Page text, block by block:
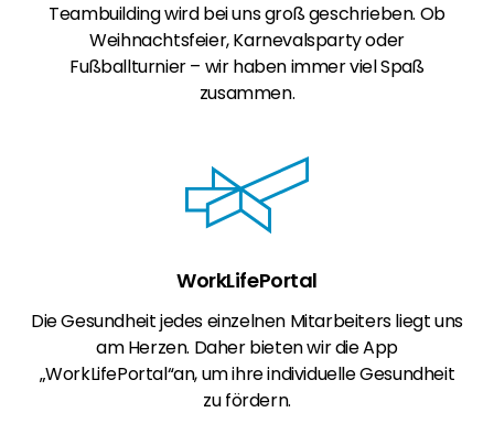
Teambuilding wird bei uns groß geschrieben. Ob
Weihnachtsfeier, Karnevalsparty oder
Fußballturnier – wir haben immer viel Spaß
zusammen.
WorkLifePortal
Die Gesundheit jedes einzelnen Mitarbeiters liegt uns
am Herzen. Daher bieten wir die App
„WorkLifePortal“an, um ihre individuelle Gesundheit
zu fördern.